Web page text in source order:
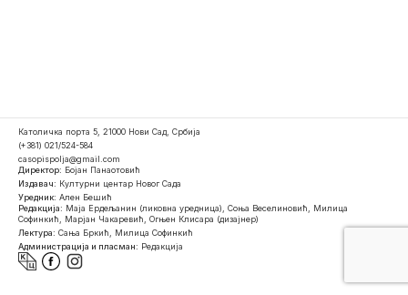
Католичка порта 5, 21000 Нови Сад, Србија
(+381) 021/524-584
casopispolja@gmail.com
Директор: Бојан Панаотовић
Издавач: Културни центар Новог Сада
Уредник: Ален Бешић
Редакција: Маја Ердељанин (ликовна уредница), Соња Веселиновић, Милица
Софинкић, Марјан Чакаревић, Огњен Клисара (дизајнер)
Лектура: Сања Бркић, Милица Софинкић
Администрација и пласман: Редакција